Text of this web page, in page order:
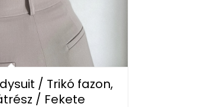
/ Trikó fazon,
/ Fekete